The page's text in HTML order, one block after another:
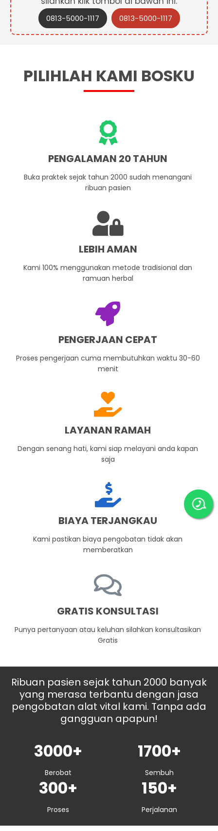
0813-5000-1117 0813-5000-1117
PILIHLAH KAMI BOSKU
PENGALAMAN 20 TAHUN
Buka praktek sejak tahun 2000 sudah menangani
ribuan pasien
LEBIH AMAN
Kami 100% menggunakan metode tradisional dan
ramuan herbal
PENGERJAAN CEPAT
Proses pengerjaan cuma membutuhkan waktu 30-60
menit
LAYANAN RAMAH
Dengan senang hati, kami siap melayani anda kapan
saja
BIAYA TERJANGKAU
Kami pastikan biaya pengobatan tidak akan
memberatkan
GRATIS KONSULTASI
Punya pertanyaan atau keluhan silahkan konsultasikan
Gratis
Ribuan pasien sejak tahun 2000 banyak
yang merasa terbantu dengan jasa
pengobatan alat vital kami. Tanpa ada
gangguan apapun!
3000+
Berobat
1700+
Sembuh
300+
Proses
150+
Perjalanan